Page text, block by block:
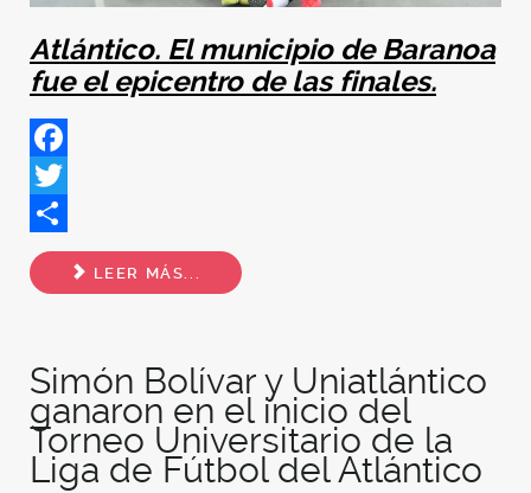
Atlántico. El municipio de Baranoa
fue el epicentro de las finales.
Facebook
Twitter
Share
LEER MÁS...
Simón Bolívar y Uniatlántico
ganaron en el inicio del
Torneo Universitario de la
Liga de Fútbol del Atlántico